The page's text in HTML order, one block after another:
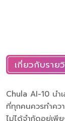
เกี่ยวกับราย
Chula AI-10 น
ที่ทุกคนควรทำควา
ไม่ได้จำกัดอยู่เพี